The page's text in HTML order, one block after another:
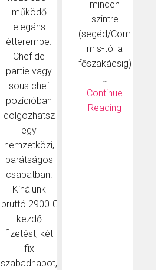
működő
elegáns
étterembe.
Chef de
partie vagy
sous chef
pozícióban
dolgozhatsz
egy
nemzetközi,
barátságos
csapatban.
Kínálunk
bruttó 2900 €
kezdő
fizetést, két
fix
szabadnapot,
minden
szintre
(segéd/Com
mis-tól a
főszakácsig)
…
Continue
Reading